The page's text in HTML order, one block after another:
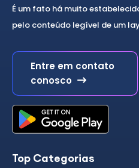
É um fato há muito
pelo conteúdo legível de um
Entre em contato
conosco
Top Categorias